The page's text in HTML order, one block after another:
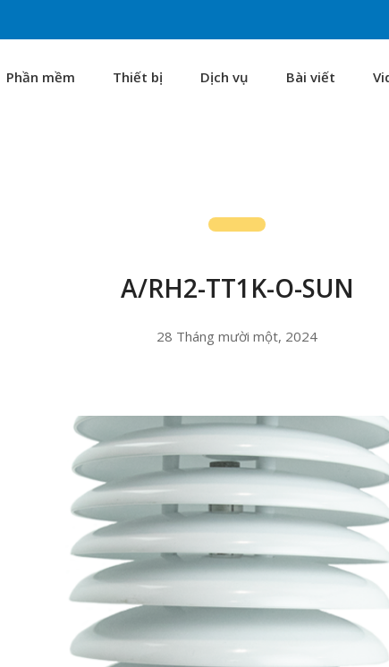
Phần mềm Thiết bị Dịch vụ Bài viết
A/RH2-TT1K-O-SUN
28 Tháng mười một, 2024